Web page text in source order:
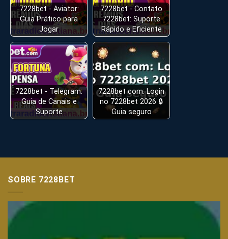
7228bet - Aviator:
Guia Prático para
Jogar
7228bet - Contato
7228bet: Suporte
Rápido e Eficiente
7228bet - Telegram:
Guia de Canais e
Suporte
7228bet com: Login
no 7228bet 2026 🔒
Guia seguro
SOBRE 7228BET